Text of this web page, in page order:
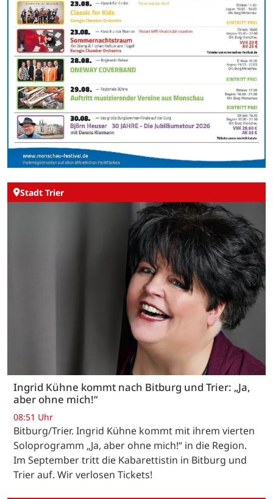
Stadt Trier
Ingrid Kühne kommt nach Bitburg und Trier: „Ja,
aber ohne mich!“
08:51 Uhr
Bitburg/Trier. Ingrid Kühne kommt mit ihrem vierten
Soloprogramm „Ja, aber ohne mich!“ in die Region.
Im September tritt die Kabarettistin in Bitburg und
Trier auf. Wir verlosen Tickets!